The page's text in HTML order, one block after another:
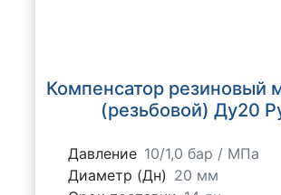
Компенсатор резиновый
(резьбовой) Ду20
Давление 10/1,0 бар / МПа
Диаметр (Дн) 20 мм